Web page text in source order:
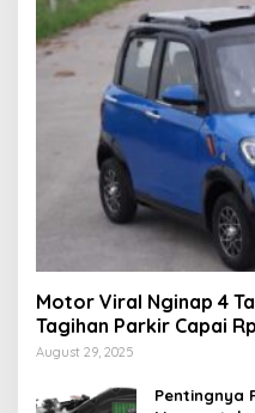
Motor Viral Nginap 4
Tagihan Parkir Capai
August 29, 2025
Pentingnya